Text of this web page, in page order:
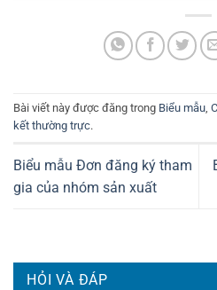
Bài viết này được đăng trong Biểu mẫu,
kết thường trực.
Biểu mẫu Đơn đăng ký tham
gia của nhóm sản xuất
HỎI VÀ ĐÁP